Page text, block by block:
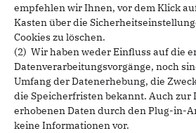
empfehlen wir Ihnen, vor dem Klick
Kasten über die
Cookies zu löschen.
(2) Wir haben weder Einfluss auf die
Datenverarbeitungsvorgänge, noch
Umfang der Datenerhebung, die
die Speicherfristen bekannt. Auch zur
erhobenen Daten durch den Plug-in-
keine Informationen vor.